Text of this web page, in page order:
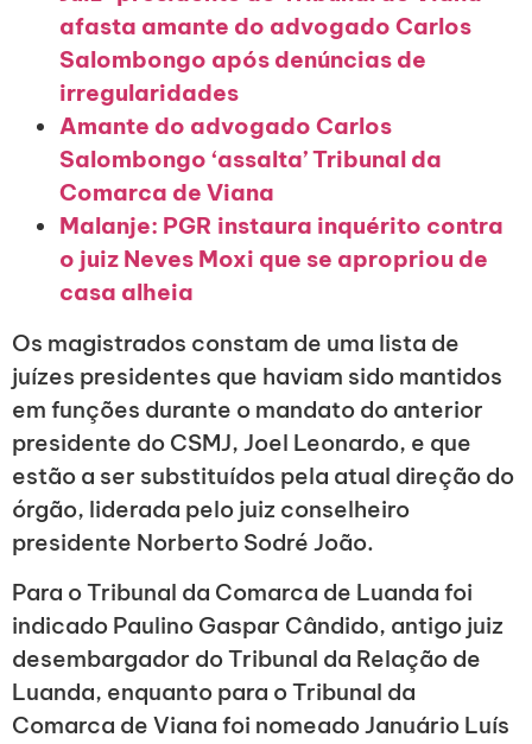
afasta amante do advogado Carlos
Salombongo após denúncias de
irregularidades
Amante do advogado Carlos
Salombongo ‘assalta’ Tribunal da
Comarca de Viana
Malanje: PGR instaura inquérito contra
o juiz Neves Moxi que se apropriou de
casa alheia
Os magistrados constam de uma lista de
juízes presidentes que haviam sido mantidos
em funções durante o mandato do anterior
presidente do CSMJ, Joel Leonardo, e que
estão a ser substituídos pela atual direção do
órgão, liderada pelo juiz conselheiro
presidente Norberto Sodré João.
Para o Tribunal da Comarca de Luanda foi
indicado Paulino Gaspar Cândido, antigo juiz
desembargador do Tribunal da Relação de
Luanda, enquanto para o Tribunal da
Comarca de Viana foi nomeado Januário Luís